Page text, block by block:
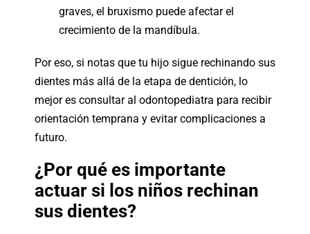
graves, el bruxismo puede afectar el
crecimiento de la mandíbula.
Por eso, si notas que tu hijo sigue rechinando sus
dientes más allá de la etapa de dentición, lo
mejor es consultar al odontopediatra para recibir
orientación temprana y evitar complicaciones a
futuro.
¿Por qué es importante
actuar si los niños rechinan
sus dientes?